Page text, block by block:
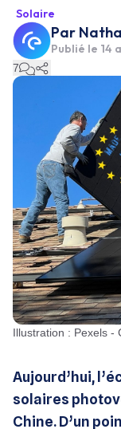
Solaire
Par
Publié le 14
7
Illustration : Pexels -
Aujourd’hui,
solaires
Chine. D’un